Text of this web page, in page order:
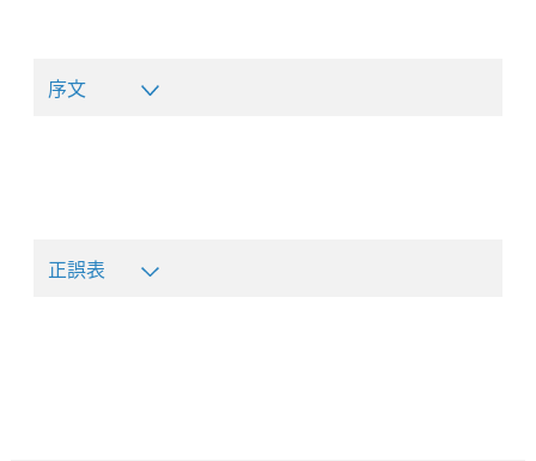
序文
正誤表